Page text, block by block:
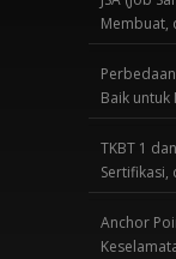
Membuat,
Baik untuk
TKBT 1
Sertifikasi,
Anchor